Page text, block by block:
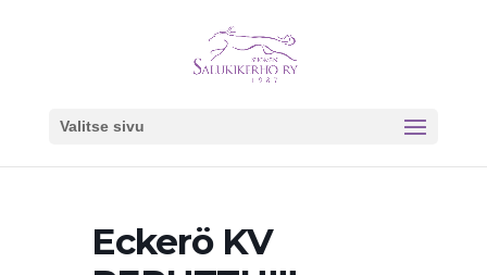
Valitse sivu
Eckerö KV